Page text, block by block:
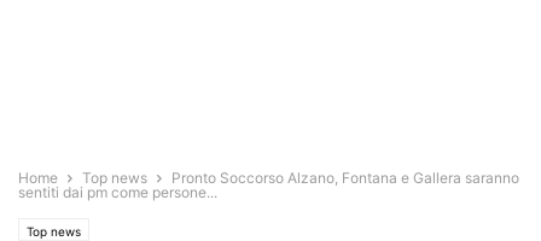
Home Top news
Pronto Soccorso Alzano, Fontana e Gallera saranno
sentiti dai pm come persone...
Top news